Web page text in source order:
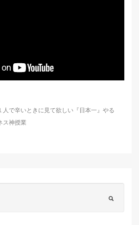
人で辛いときに見て欲しい『日本一』やる
ス神授業